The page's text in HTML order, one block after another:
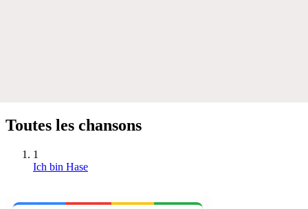
Toutes les chansons
1
Ich bin Hase